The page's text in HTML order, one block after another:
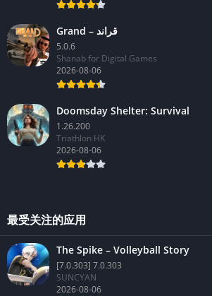
Grand – قراند
5.0.6
Shanab for Digital Games
2026-08-06
Doomsday Shelter: Survival
1.26.200
Triathlon HK
2026-08-06
最受关注的应用
The Spike – Volleyball Story
[7.0.303] 7.0.303
SUNCYAN
2026-08-06